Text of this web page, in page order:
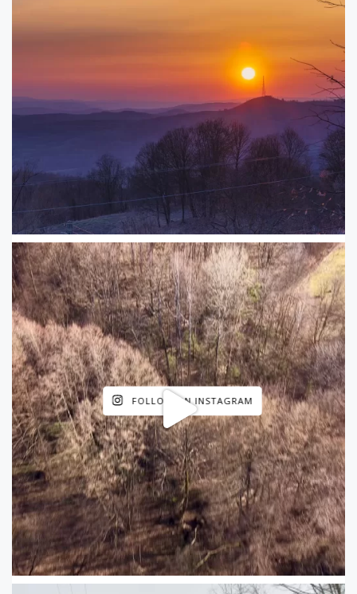
FOLLOW ON INSTAGRAM